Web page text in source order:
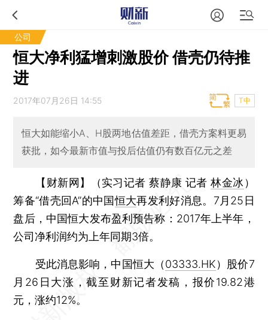
公司
恒大净利猛增刺激股价 借壳仍待推
进
2017年07月26日 14:55 T中
恒大如能缩小A、H股两地估值差距，借壳方案料更易
获批，如今最新市值与投后估值仍有数百亿元之差
【财新网】（实习记者 蔡静康 记者林金冰 ）
筹备“借壳回A”的中国恒大再发利好消息。7月25日
盘后，中国恒大发布盈利预告称：2017年上半年，
公司净利润约为上年同期3倍。
受此消息影响，中国恒大（03333.HK）股价7
月26日大涨，截至财新记者发稿，报价19.82港
元，涨约12%。